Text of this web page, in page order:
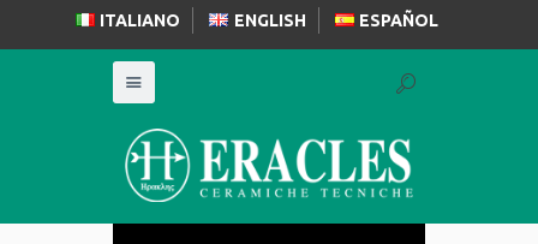
ITALIANO ENGLISH ESPAÑOL